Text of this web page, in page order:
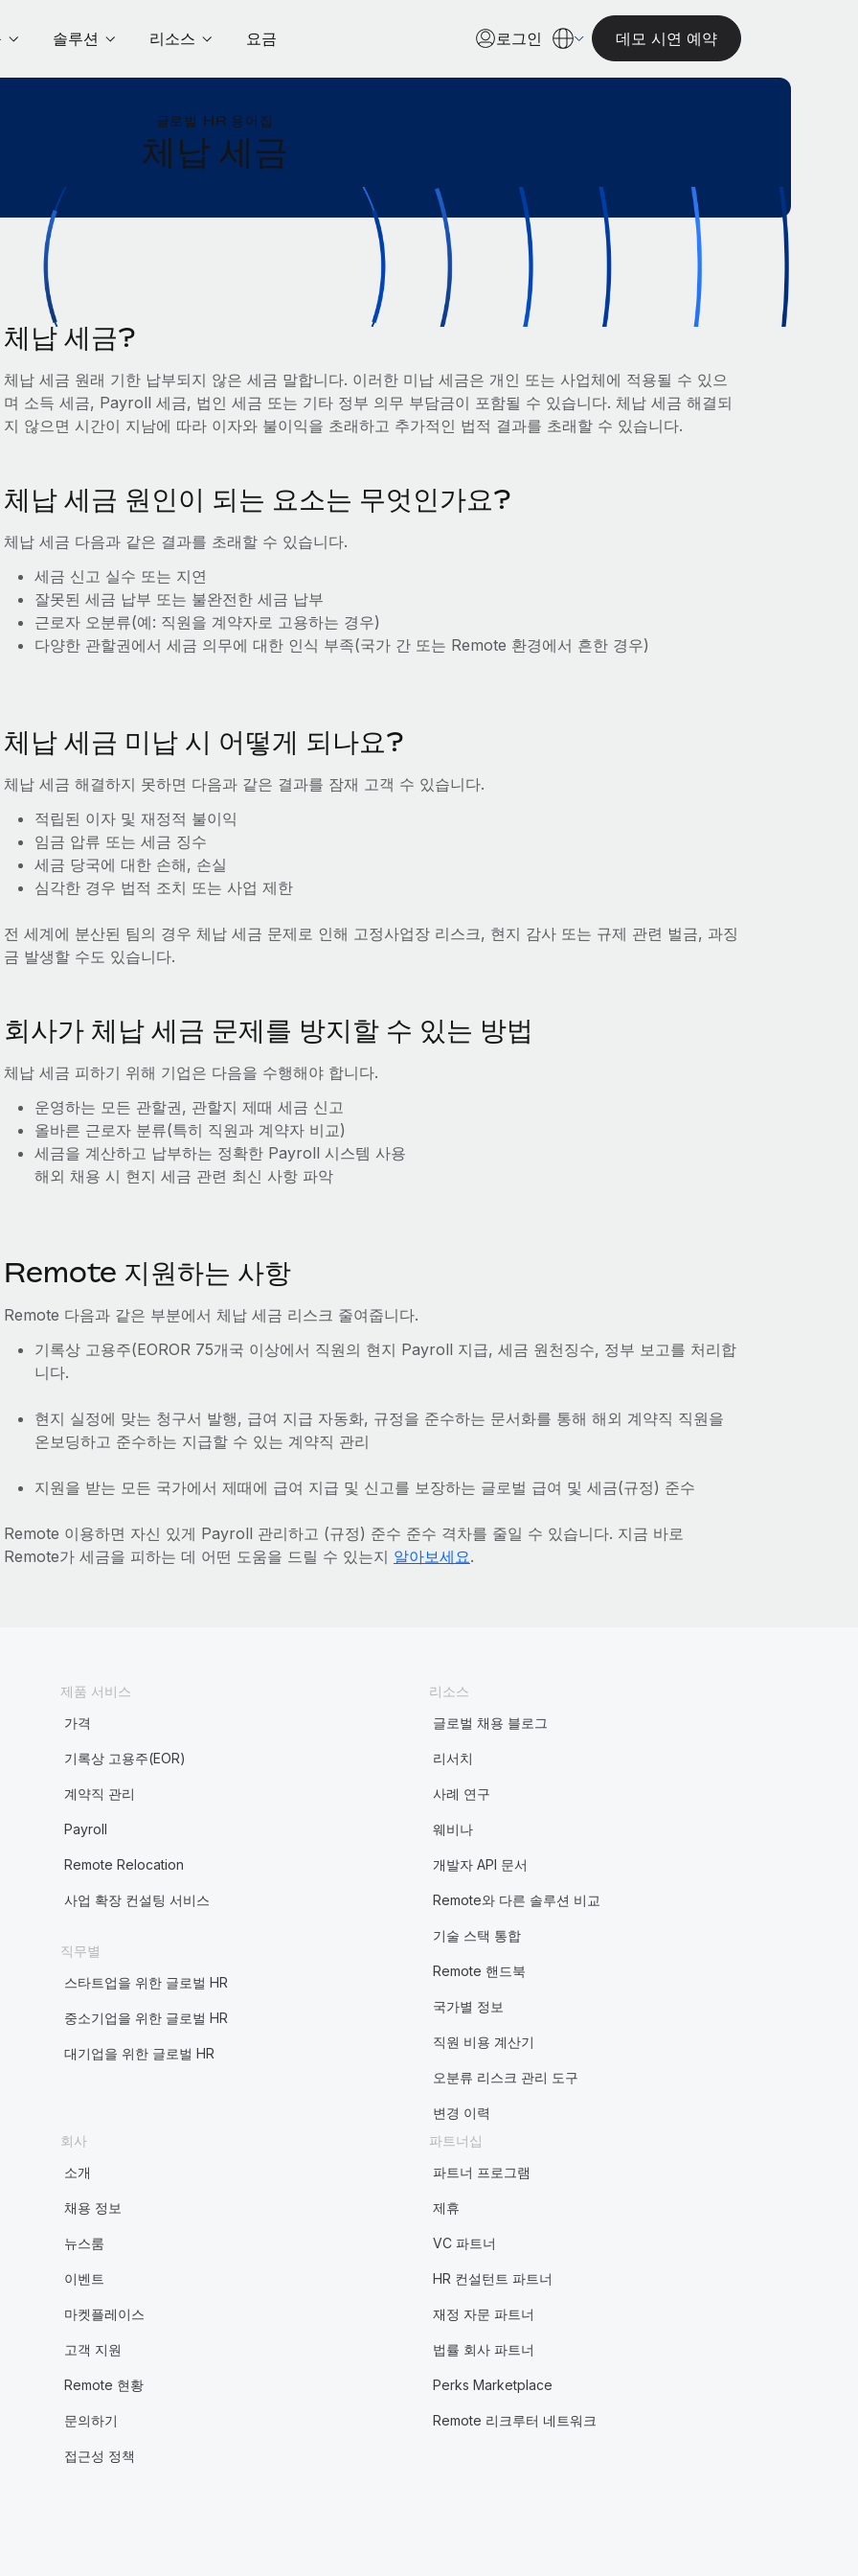
솔루션 리소스 요금 로그인 데모 시연 예약
글로벌 HR 용어집
체납 세금
체납 세금?
체납 세금 원래 기한 납부되지 않은 세금 말합니다. 이러한 미납 세금은 개인 또는 사업체에 적용될 수 있으
며 소득 세금, Payroll 세금, 법인 세금 또는 기타 정부 의무 부담금이 포함될 수 있습니다. 체납 세금 해결되
지 않으면 시간이 지남에 따라 이자와 불이익을 초래하고 추가적인 법적 결과를 초래할 수 있습니다.
체납 세금 원인이 되는 요소는 무엇인가요?
체납 세금 다음과 같은 결과를 초래할 수 있습니다.
세금 신고 실수 또는 지연
잘못된 세금 납부 또는 불완전한 세금 납부
근로자 오분류(예: 직원을 계약자로 고용하는 경우)
다양한 관할권에서 세금 의무에 대한 인식 부족(국가 간 또는 Remote 환경에서 흔한 경우)
체납 세금 미납 시 어떻게 되나요?
체납 세금 해결하지 못하면 다음과 같은 결과를 잠재 고객 수 있습니다.
적립된 이자 및 재정적 불이익
임금 압류 또는 세금 징수
세금 당국에 대한 손해, 손실
심각한 경우 법적 조치 또는 사업 제한
전 세계에 분산된 팀의 경우 체납 세금 문제로 인해 고정사업장 리스크, 현지 감사 또는 규제 관련 벌금, 과징
금 발생할 수도 있습니다.
회사가 체납 세금 문제를 방지할 수 있는 방법
체납 세금 피하기 위해 기업은 다음을 수행해야 합니다.
운영하는 모든 관할권, 관할지 제때 세금 신고
올바른 근로자 분류(특히 직원과 계약자 비교)
세금을 계산하고 납부하는 정확한 Payroll 시스템 사용
해외 채용 시 현지 세금 관련 최신 사항 파악
Remote 지원하는 사항
Remote 다음과 같은 부분에서 체납 세금 리스크 줄여줍니다.
기록상 고용주(EOROR 75개국 이상에서 직원의 현지 Payroll 지급, 세금 원천징수, 정부 보고를 처리합
니다.
현지 실정에 맞는 청구서 발행, 급여 지급 자동화, 규정을 준수하는 문서화를 통해 해외 계약직 직원을
온보딩하고 준수하는 지급할 수 있는 계약직 관리
지원을 받는 모든 국가에서 제때에 급여 지급 및 신고를 보장하는 글로벌 급여 및 세금(규정) 준수
Remote 이용하면 자신 있게 Payroll 관리하고 (규정) 준수 준수 격차를 줄일 수 있습니다. 지금 바로
Remote가 세금을 피하는 데 어떤 도움을 드릴 수 있는지 알아보세요.
제품 서비스
가격
기록상 고용주(EOR)
계약직 관리
Payroll
Remote Relocation
사업 확장 컨설팅 서비스
직무별
스타트업을 위한 글로벌 HR
중소기업을 위한 글로벌 HR
대기업을 위한 글로벌 HR
리소스
글로벌 채용 블로그
리서치
사례 연구
웨비나
개발자 API 문서
Remote와 다른 솔루션 비교
기술 스택 통합
Remote 핸드북
국가별 정보
직원 비용 계산기
오분류 리스크 관리 도구
변경 이력
회사
소개
채용 정보
뉴스룸
이벤트
마켓플레이스
고객 지원
Remote 현황
문의하기
접근성 정책
파트너십
파트너 프로그램
제휴
VC 파트너
HR 컨설턴트 파트너
재정 자문 파트너
법률 회사 파트너
Perks Marketplace
Remote 리크루터 네트워크